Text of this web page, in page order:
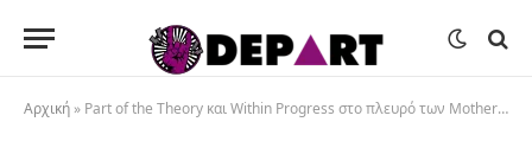
Αρχική » Part of the Theory και Within Progress στο πλευρό των Mother of Millions